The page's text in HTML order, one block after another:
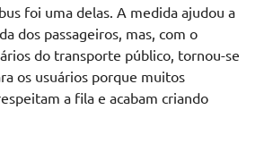
foi uma delas. A medida ajudou a
dos passageiros, mas, com o
do transporte público, tornou-se
os usuários porque muitos
a fila e acabam criando